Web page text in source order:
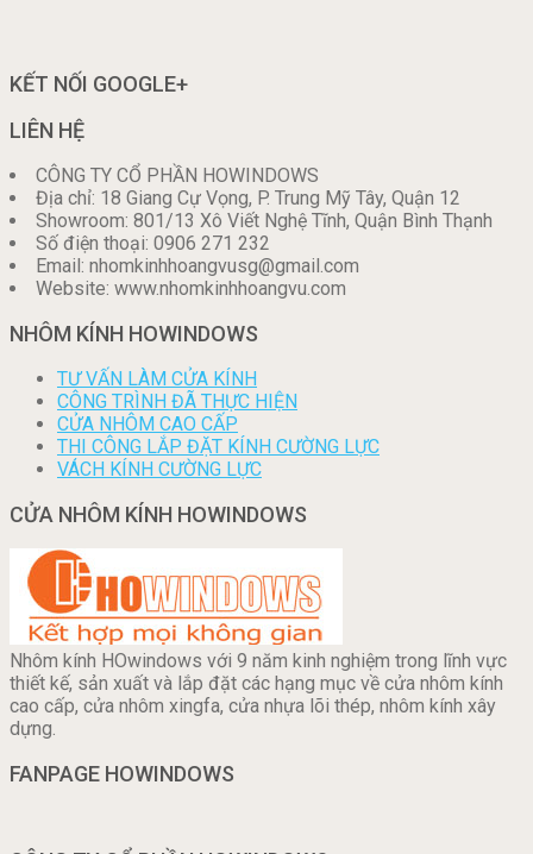
KẾT NỐI GOOGLE+
LIÊN HỆ
CÔNG TY CỔ PHẦN HOWINDOWS
Địa chỉ: 18 Giang Cự Vọng, P. Trung Mỹ Tây, Quận 12
Showroom: 801/13 Xô Viết Nghệ Tĩnh, Quận Bình Thạnh
Số điện thoại: 0906 271 232
Email: nhomkinhhoangvusg@gmail.com
Website: www.nhomkinhhoangvu.com
NHÔM KÍNH HOWINDOWS
TƯ VẤN LÀM CỬA KÍNH
CÔNG TRÌNH ĐÃ THỰC HIỆN
CỬA NHÔM CAO CẤP
THI CÔNG LẮP ĐẶT KÍNH CƯỜNG LỰC
VÁCH KÍNH CƯỜNG LỰC
CỬA NHÔM KÍNH HOWINDOWS
Nhôm kính HOwindows với 9 năm kinh nghiệm trong lĩnh vực
thiết kế, sản xuất và lắp đặt các hạng mục về cửa nhôm kính
cao cấp, cửa nhôm xingfa, cửa nhựa lõi thép, nhôm kính xây
dựng.
FANPAGE HOWINDOWS